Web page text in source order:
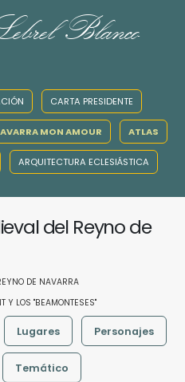
Blanco
CARTA PRESIDENTE
MON AMOUR ATLAS
ARQUITECTURA ECLESIÁSTICA
del Reyno de
DE NAVARRA
Y LOS "BEAMONTESES"
Lugares Personajes
Temático